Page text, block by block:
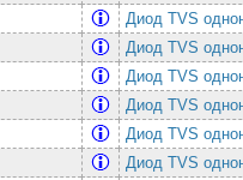
Диод TVS
Диод TVS
Диод TVS
Диод TVS
Диод TVS
Диод TVS